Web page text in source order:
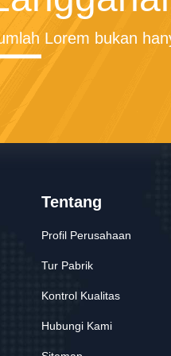
Lorem bukan
Tentang
Profil Perusahaan
Tur Pabrik
Kontrol Kualitas
Hubungi Kami